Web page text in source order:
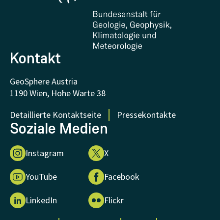
Zertifikate und Auszeichnungen
FAQ - Häufig gestellte Fragen
Forschung unterstützen
Kontakt
GeoSphere Austria
1190 Wien, Hohe Warte 38
Detaillierte Kontaktseite
Pressekontakte
Soziale Medien
Instagram X
YouTube Facebook
LinkedIn Flickr